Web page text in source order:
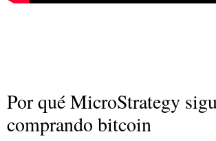
Por qué MicroStrategy
comprando bitcoin